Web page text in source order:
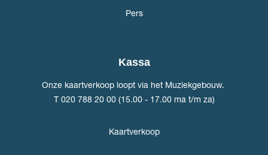
Pers
Kassa
Onze kaartverkoop loopt via het Muziekgebouw.
T 020 788 20 00 (15.00 - 17.00 ma t/m za)
Kaartverkoop